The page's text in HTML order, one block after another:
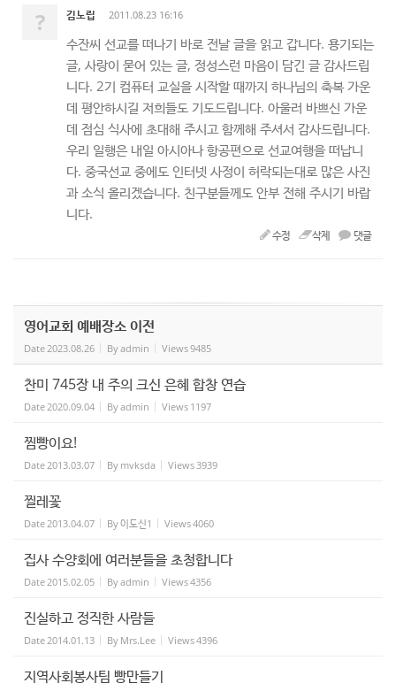
? 김노립 2011.08.23 16:16
수잔씨 선교를 떠나기 바로 전날 글을 읽고 갑니다. 용기되는
글, 사랑이 묻어 있는 글, 정성스런 마음이 담긴 글 감사드립
니다. 2기 컴퓨터 교실을 시작할 때까지 하나님의 축복 가운
데 평안하시길 저희들도 기도드립니다. 아울러 바쁘신 가운
데 점심 식사에 초대해 주시고 함께해 주셔서 감사드립니다.
우리 일행은 내일 아시아나 항공편으로 선교여행을 떠납니
다. 중국선교 중에도 인터넷 사정이 허락되는대로 많은 사진
과 소식 올리겠습니다. 친구분들께도 안부 전해 주시기 바랍
니다.
수정 삭제 댓글
영어교회 예배장소 이전
Date2023.08.26 Byadmin Views9485
찬미 745장 내 주의 크신 은혜 합창 연습
Date2020.09.04 Byadmin Views 1197
찜빵이요!
Date2013.03.07 By mvksda Views3939
찔레꽃
Date2013.04.07 By이도신1 Views4060
집사 수양회에 여러분들을 초청합니다
Date2015.02.05 Byadmin Views4356
진실하고 정직한 사람들
Date2014.01.13 By Mrs.Lee Views4396
지역사회봉사팀 빵만들기